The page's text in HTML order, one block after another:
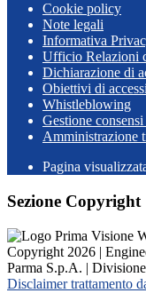
Cookie policy
Note legali
Informativa
Ufficio Relazioni
Dichiarazione di
Obiettivi di
Whistleblowing
Gestione
Amministrazione
Pagina
Sezione Copyright
Copyright 2026 |
Parma S.p.A. |
Disclaimer trattamento